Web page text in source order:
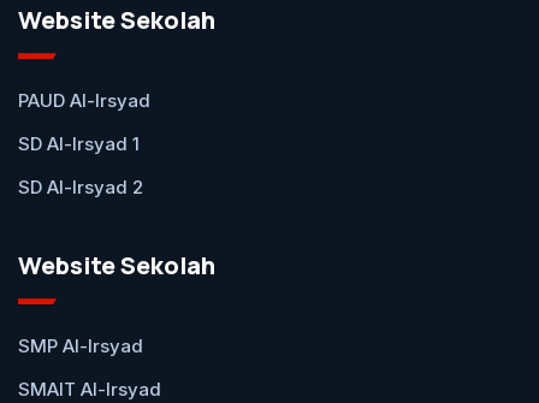
Website Sekolah
PAUD Al-Irsyad
SD Al-Irsyad 1
SD Al-Irsyad 2
Website Sekolah
SMP Al-Irsyad
SMAIT Al-Irsyad